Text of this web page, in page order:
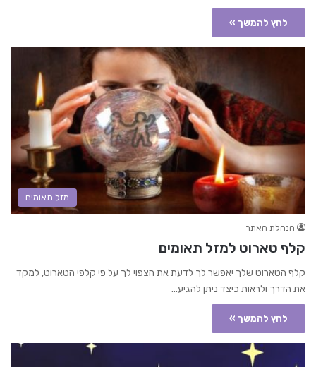
לחץ להמשך »
מזל תאומים
הנהלת האתר
קלף טארוט למזל תאומים
קלף הטארוט שלך יאפשר לך לדעת את הצפוי לך על פי קלפי הטארוט, למקד
את הדרך ולראות כיצד ניתן להגיע…
לחץ להמשך »